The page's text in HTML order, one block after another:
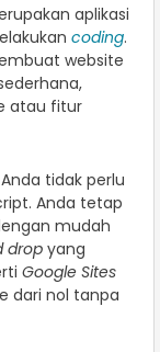
aplikasi
coding.
website
atau fitur
tidak perlu
Anda tetap
mudah
drop yang
Google Sites
dari nol tanpa